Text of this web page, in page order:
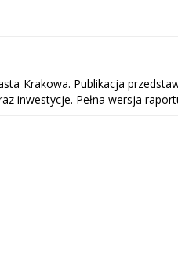
Krakowa. Publikacja
inwestycje. Pełna wersja